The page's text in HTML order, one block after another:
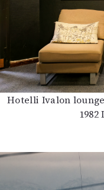
Hotelli Ivalon